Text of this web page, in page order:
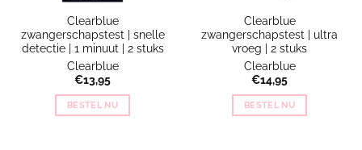
Clearblue
zwangerschapstest | snelle
detectie | 1 minuut | 2 stuks
Clearblue
€13,95
BESTEL NU
Clearblue
zwangerschapstest | ultra
vroeg | 2 stuks
Clearblue
€14,95
BESTEL NU